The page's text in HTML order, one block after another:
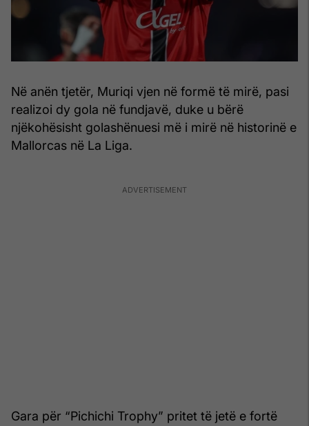
Në anën tjetër, Muriqi vjen në formë të mirë, pasi
realizoi dy gola në fundjavë, duke u bërë
njëkohësisht golashënuesi më i mirë në historinë e
Mallorcas në La Liga.
Gara për “Pichichi Trophy” pritet të jetë e fortë